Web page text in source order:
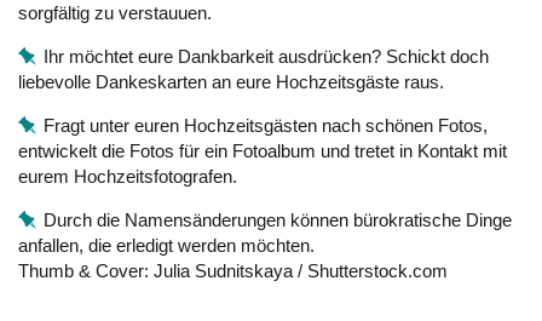
sorgfältig zu verstauuen.
Ihr möchtet eure Dankbarkeit ausdrücken? Schickt doch
liebevolle Dankeskarten an eure Hochzeitsgäste raus.
Fragt unter euren Hochzeitsgästen nach schönen Fotos,
entwickelt die Fotos für ein Fotoalbum und tretet in Kontakt mit
eurem Hochzeitsfotografen.
Durch die Namensänderungen können bürokratische Dinge
anfallen, die erledigt werden möchten.
Thumb & Cover: Julia Sudnitskaya / Shutterstock.com